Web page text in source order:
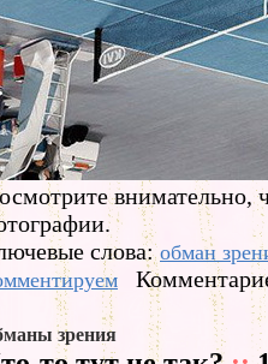
внимательно,
слова:обман
зрения